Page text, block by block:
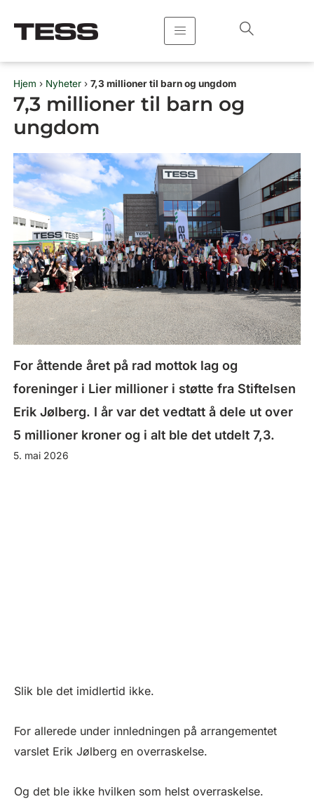
rett
Hjem › Nyheter › 7,3 millioner til barn og ungdom
7,3 millioner til barn og
ungdom
For åttende året på rad mottok lag og
foreninger i Lier millioner i støtte fra Stiftelsen
Erik Jølberg. I år var det vedtatt å dele ut over
5 millioner kroner og i alt ble det utdelt 7,3.
5. mai 2026
Slik ble det imidlertid ikke.
For allerede under innledningen på arrangementet
varslet Erik Jølberg en overraskelse.
Og det ble ikke hvilken som helst overraskelse.